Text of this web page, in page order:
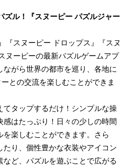
ズル！『スヌーピー パズルジャー
『スヌーピー ドロップス』『スヌ
ヌーピーの最新パズルゲームアプ
ながら世界の都市を巡り、各地に
との交流を楽しむことができま
てタップするだけ！シンプルな操
はたっぷり！日々の少しの時間
楽しむことができます。さら
たり、個性豊かな衣装やアイコン
など、パズルを遊ぶことで広がる